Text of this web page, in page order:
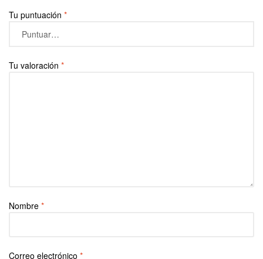
Tu puntuación *
Tu valoración *
Nombre *
Correo electrónico *